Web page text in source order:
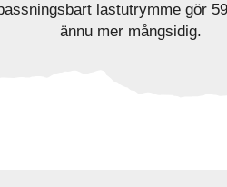
lastutrymme gör
ännu mer mångsidig.